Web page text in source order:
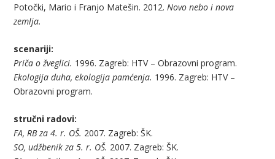
Potočki, Mario i Franjo Matešin. 2012. Novo nebo i nova
zemlja.
scenariji:
Priča o žveglici. 1996. Zagreb: HTV – Obrazovni program.
Ekologija duha, ekologija pamćenja. 1996. Zagreb: HTV –
Obrazovni program.
stručni radovi:
FA, RB za 4. r. OŠ. 2007. Zagreb: ŠK.
SO, udžbenik za 5. r. OŠ. 2007. Zagreb: ŠK.